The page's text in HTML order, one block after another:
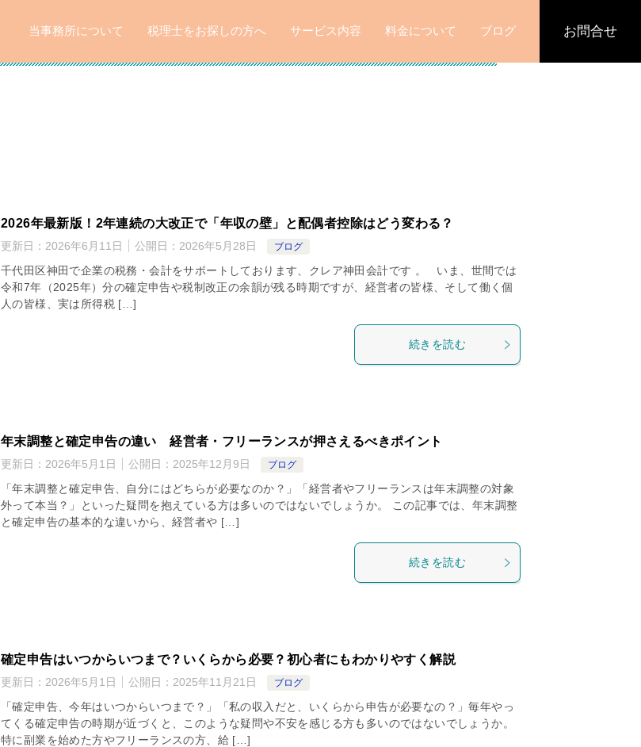
当事務所について 税理士をお探しの方へ サービス内容 料金について ブログ お問合せ
2026年最新版！2年連続の大改正で「年収の壁」と配偶者控除はどう変わる？
更新日： 2026年6月11日 公開日： 2026年5月28日 ブログ
千代田区神田で企業の税務・会計をサポートしております、クレア神田会計です 。 いま、世間では
令和7年（2025年）分の確定申告や税制改正の余韻が残る時期ですが、経営者の皆様、そして働く個
人の皆様、実は所得税 […]
続きを読む
年末調整と確定申告の違い 経営者・フリーランスが押さえるべきポイント
更新日： 2026年5月1日 公開日： 2025年12月9日 ブログ
「年末調整と確定申告、自分にはどちらが必要なのか？」「経営者やフリーランスは年末調整の対象
外って本当？」といった疑問を抱えている方は多いのではないでしょうか。 この記事では、年末調整
と確定申告の基本的な違いから、経営者や […]
続きを読む
確定申告はいつからいつまで？いくらから必要？初心者にもわかりやすく解説
更新日： 2026年5月1日 公開日： 2025年11月21日 ブログ
「確定申告、今年はいつからいつまで？」「私の収入だと、いくらから申告が必要なの？」毎年やっ
てくる確定申告の時期が近づくと、このような疑問や不安を感じる方も多いのではないでしょうか。
特に副業を始めた方やフリーランスの方、給 […]